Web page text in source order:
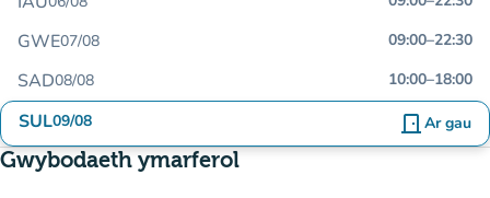
GWE07/08 09:00–22:30
SAD08/08 10:00–18:00
SUL09/08 door_front Ar gau
Gwybodaeth ymarferol